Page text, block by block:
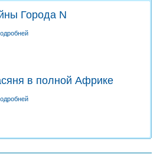
Города N
в полной Африке